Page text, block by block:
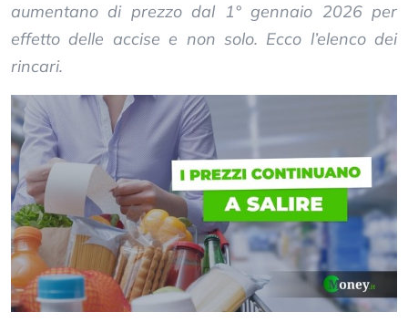
aumentano di prezzo dal 1° gennaio 2026 per
effetto delle accise e non solo. Ecco l’elenco dei
rincari.